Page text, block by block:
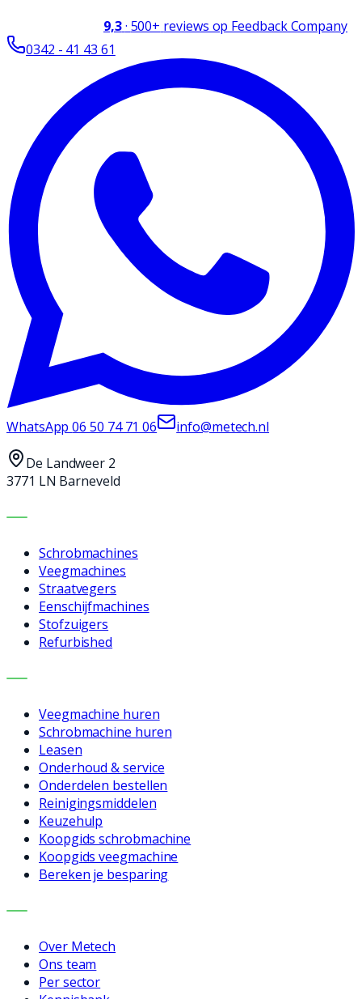
9,3· 500+ reviews op Feedback Company
0342 - 41 43 61
WhatsApp06 50 74 71 06 info@metech.nl
De Landweer 2
3771 LN Barneveld
MACHINES
Schrobmachines
Veegmachines
Straatvegers
Eenschijfmachines
Stofzuigers
Refurbished
DIENSTEN
Veegmachine huren
Schrobmachine huren
Leasen
Onderhoud & service
Onderdelen bestellen
Reinigingsmiddelen
Keuzehulp
Koopgids schrobmachine
Koopgids veegmachine
Bereken je besparing
BEDRIJF
Over Metech
Ons team
Per sector